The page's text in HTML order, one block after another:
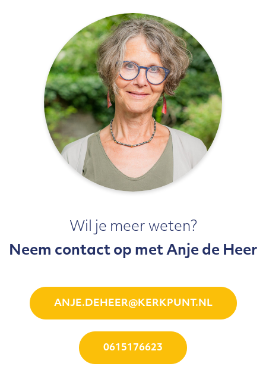
Wil je meer weten?
Neem contact op met Anje de Heer
ANJE.DEHEER@KERKPUNT.NL
0615176623